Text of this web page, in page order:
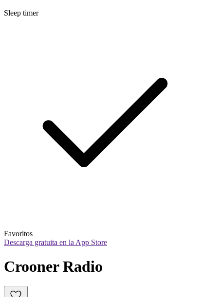
Sleep timer
Favoritos
Descarga gratuita en la App Store
Crooner Radio